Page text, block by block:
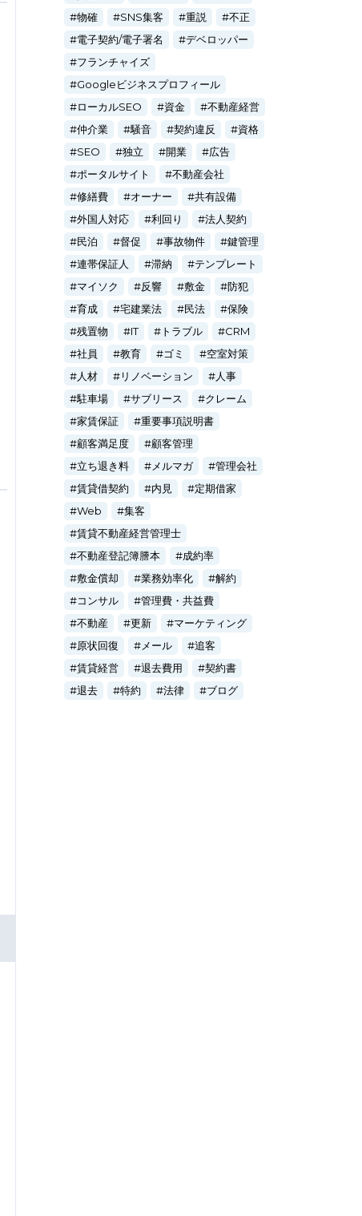
物確
SNS集客 重説
不正
電子契約/電子署名
デベロッパー
フランチャイズ
Googleビジネスプロフィール
ローカルSEO
資金
不動産経営
仲介業
騒音 契約違反
資格
SEO
独立 開業
広告
ポータルサイト
不動産会社
修繕費
オーナー
共有設備
外国人対応
利回り
法人契約
民泊
督促 事故物件
鍵管理
連帯保証人
滞納
テンプレート
マイソク
反響 敷金
防犯
育成
宅建業法 民法
保険
残置物
IT トラブル
CRM
社員
教育 ゴミ
空室対策
人材
リノベーション
人事
駐車場
サブリース
クレーム
家賃保証
重要事項説明書
顧客満足度
顧客管理
立ち退き料
メルマガ
管理会社
賃貸借契約
内見
定期借家
Web
集客
賃貸不動産経営管理士
不動産登記簿謄本
成約率
敷金償却
業務効率化
解約
コンサル
管理費・共益費
不動産
更新
マーケティング
原状回復
メール
追客
賃貸経営
退去費用
契約書
退去
特約 法律 ブログ